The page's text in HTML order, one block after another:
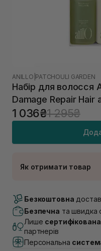
ANILLO PATCHOULI GARDEN
Набір для волосся
Damage Repair Hair
1 036₴1 295₴
Як отримати товар
В наявності
Самовивіз м.
В наявності
Самовивіз м.
(Duck’s Lake)
В наявності
Безкоштовна
Безпечна та швидка
Лише
партнерів
Персональна